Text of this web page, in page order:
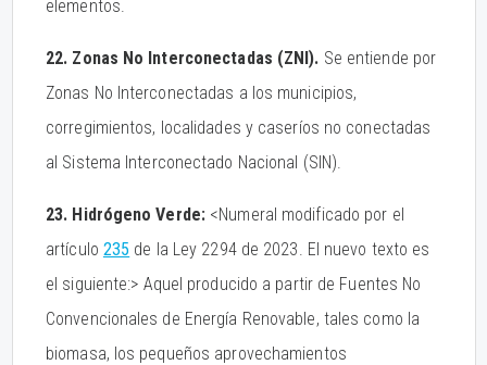
elementos.
22. Zonas No Interconectadas (ZNI). Se entiende por
Zonas No Interconectadas a los municipios,
corregimientos, localidades y caseríos no conectadas
al Sistema Interconectado Nacional (SIN).
23. Hidrógeno Verde: <Numeral modificado por el
artículo 235 de la Ley 2294 de 2023. El nuevo texto es
el siguiente:> Aquel producido a partir de Fuentes No
Convencionales de Energía Renovable, tales como la
biomasa, los pequeños aprovechamientos